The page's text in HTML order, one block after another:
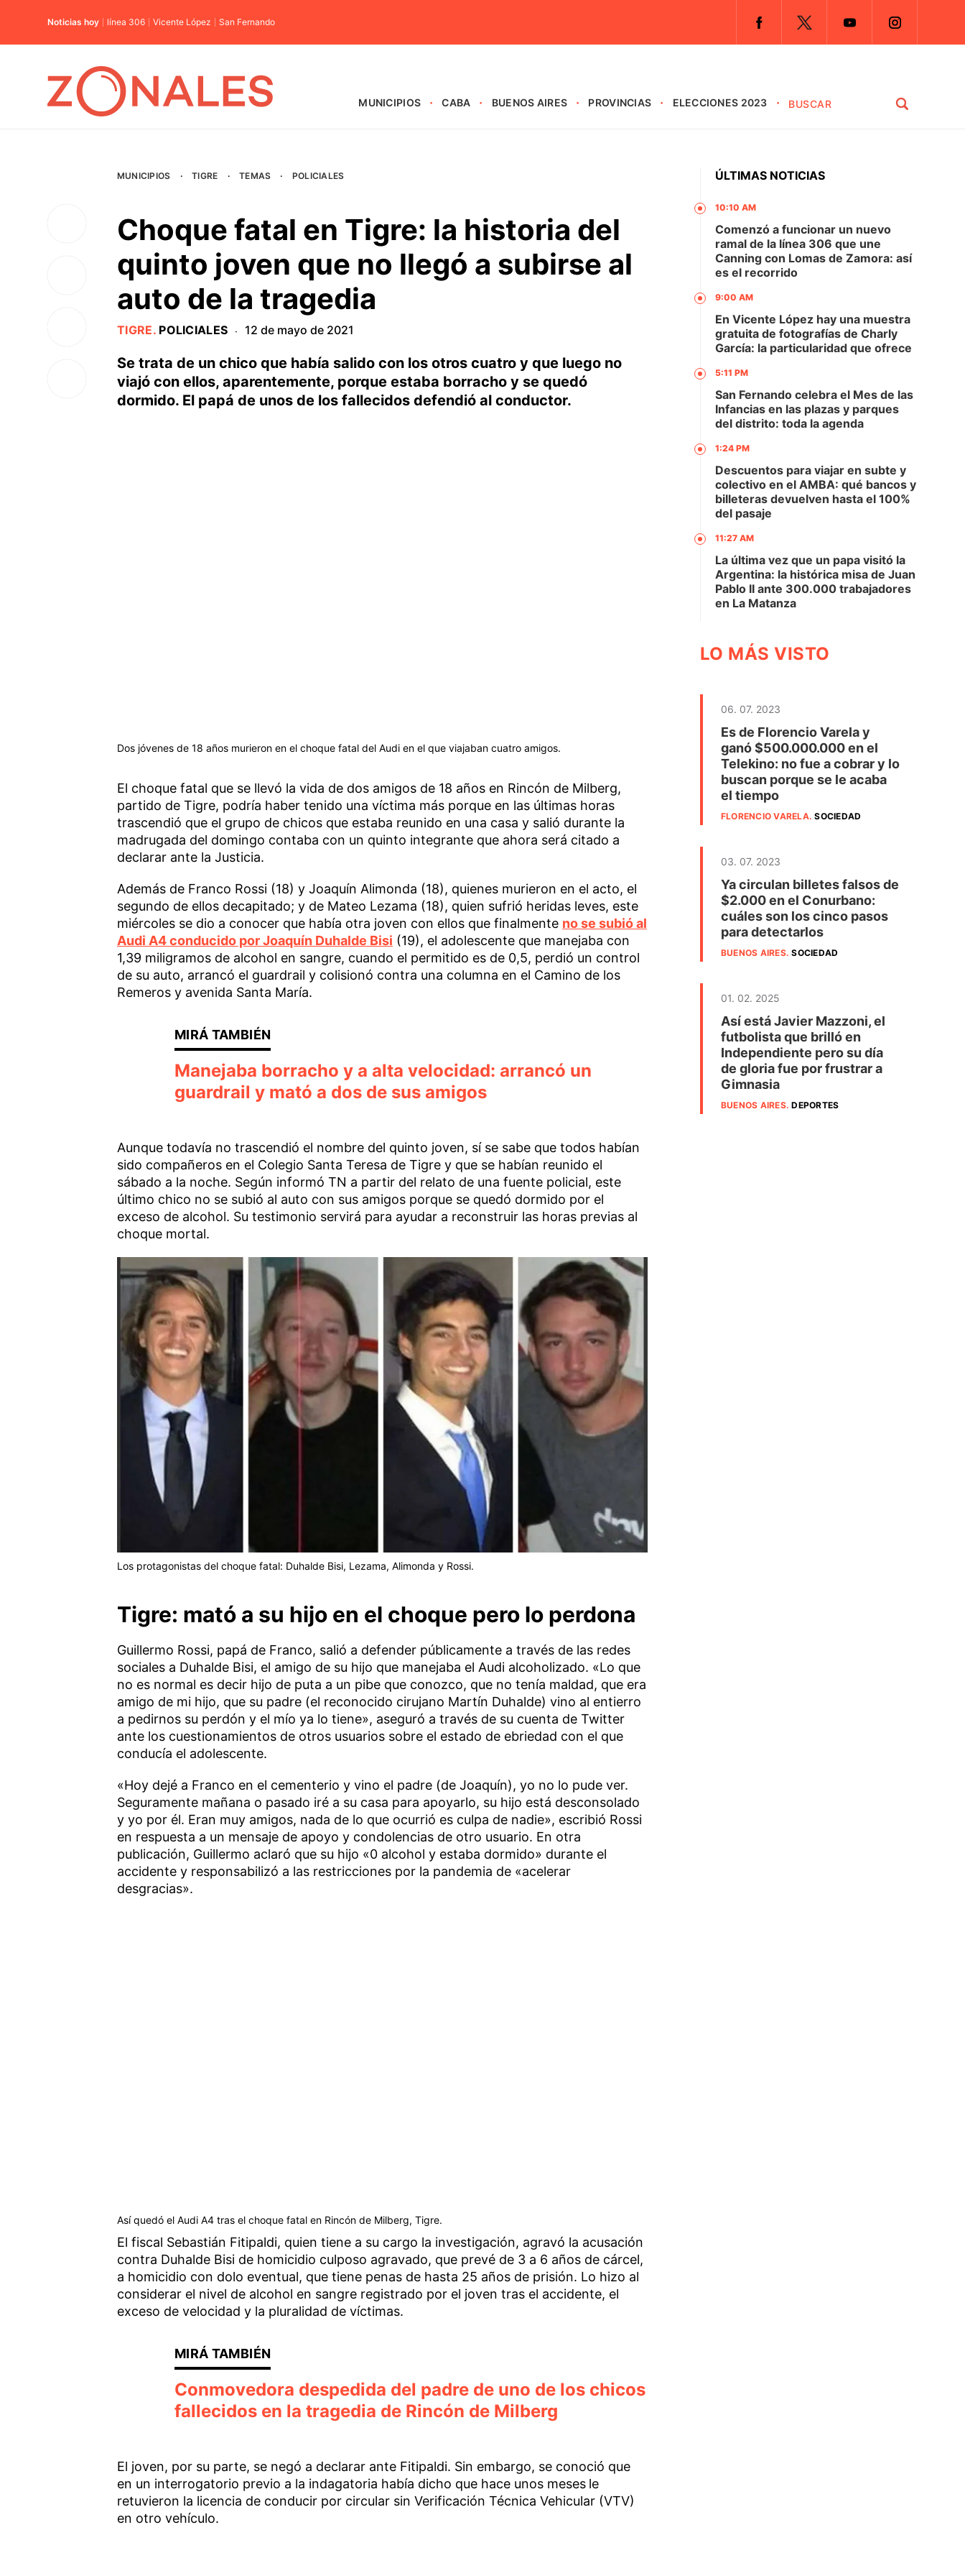
Noticias hoy línea 306 Vicente López San Fernando
MUNICIPIOS CABA BUENOS AIRES PROVINCIAS ELECCIONES 2023
MUNICIPIOS · TIGRE · TEMAS · POLICIALES
Choque fatal en Tigre: la historia del
quinto joven que no llegó a subirse al
auto de la tragedia
TIGRE. POLICIALES · 12 de mayo de 2021
Se trata de un chico que había salido con los otros cuatro y que luego no
viajó con ellos, aparentemente, porque estaba borracho y se quedó
dormido. El papá de unos de los fallecidos defendió al conductor.
Dos jóvenes de 18 años murieron en el choque fatal del Audi en el que viajaban cuatro amigos.
El choque fatal que se llevó la vida de dos amigos de 18 años en Rincón de Milberg,
partido de Tigre, podría haber tenido una víctima más porque en las últimas horas
trascendió que el grupo de chicos que estaba reunido en una casa y salió durante la
madrugada del domingo contaba con un quinto integrante que ahora será citado a
declarar ante la Justicia.
Además de Franco Rossi (18) y Joaquín Alimonda (18), quienes murieron en el acto, el
segundo de ellos decapitado; y de Mateo Lezama (18), quien sufrió heridas leves, este
miércoles se dio a conocer que había otra joven con ellos que finalmente no se subió al
Audi A4 conducido por Joaquín Duhalde Bisi (19), el adolescente que manejaba con
1,39 miligramos de alcohol en sangre, cuando el permitido es de 0,5, perdió un control
de su auto, arrancó el guardrail y colisionó contra una columna en el Camino de los
Remeros y avenida Santa María.
Manejaba borracho y a alta velocidad: arrancó un
guardrail y mató a dos de sus amigos
Aunque todavía no trascendió el nombre del quinto joven, sí se sabe que todos habían
sido compañeros en el Colegio Santa Teresa de Tigre y que se habían reunido el
sábado a la noche. Según informó TN a partir del relato de una fuente policial, este
último chico no se subió al auto con sus amigos porque se quedó dormido por el
exceso de alcohol. Su testimonio servirá para ayudar a reconstruir las horas previas al
choque mortal.
Los protagonistas del choque fatal: Duhalde Bisi, Lezama, Alimonda y Rossi.
Tigre: mató a su hijo en el choque pero lo perdona
Guillermo Rossi, papá de Franco, salió a defender públicamente a través de las redes
sociales a Duhalde Bisi, el amigo de su hijo que manejaba el Audi alcoholizado. «Lo que
no es normal es decir hijo de puta a un pibe que conozco, que no tenía maldad, que era
amigo de mi hijo, que su padre (el reconocido cirujano Martín Duhalde) vino al entierro
a pedirnos su perdón y el mío ya lo tiene», aseguró a través de su cuenta de Twitter
ante los cuestionamientos de otros usuarios sobre el estado de ebriedad con el que
conducía el adolescente.
«Hoy dejé a Franco en el cementerio y vino el padre (de Joaquín), yo no lo pude ver.
Seguramente mañana o pasado iré a su casa para apoyarlo, su hijo está desconsolado
y yo por él. Eran muy amigos, nada de lo que ocurrió es culpa de nadie», escribió Rossi
en respuesta a un mensaje de apoyo y condolencias de otro usuario. En otra
publicación, Guillermo aclaró que su hijo «0 alcohol y estaba dormido» durante el
accidente y responsabilizó a las restricciones por la pandemia de «acelerar
desgracias».
Así quedó el Audi A4 tras el choque fatal en Rincón de Milberg, Tigre.
El fiscal Sebastián Fitipaldi, quien tiene a su cargo la investigación, agravó la acusación
contra Duhalde Bisi de homicidio culposo agravado, que prevé de 3 a 6 años de cárcel,
a homicidio con dolo eventual, que tiene penas de hasta 25 años de prisión. Lo hizo al
considerar el nivel de alcohol en sangre registrado por el joven tras el accidente, el
exceso de velocidad y la pluralidad de víctimas.
Conmovedora despedida del padre de uno de los chicos
fallecidos en la tragedia de Rincón de Milberg
El joven, por su parte, se negó a declarar ante Fitipaldi. Sin embargo, se conoció que
en un interrogatorio previo a la indagatoria había dicho que hace unos meses le
retuvieron la licencia de conducir por circular sin Verificación Técnica Vehicular (VTV)
en otro vehículo.
ÚLTIMAS NOTICIAS
10:10 AM
Comenzó a funcionar un nuevo
ramal de la línea 306 que une
Canning con Lomas de Zamora: así
es el recorrido
9:00 AM
En Vicente López hay una muestra
gratuita de fotografías de Charly
García: la particularidad que ofrece
5:11 PM
San Fernando celebra el Mes de las
Infancias en las plazas y parques
del distrito: toda la agenda
1:24 PM
Descuentos para viajar en subte y
colectivo en el AMBA: qué bancos y
billeteras devuelven hasta el 100%
del pasaje
11:27 AM
La última vez que un papa visitó la
Argentina: la histórica misa de Juan
Pablo II ante 300.000 trabajadores
en La Matanza
LO MÁS VISTO
06. 07. 2023
Es de Florencio Varela y
ganó $500.000.000 en el
Telekino: no fue a cobrar y lo
buscan porque se le acaba
el tiempo
FLORENCIO VARELA.SOCIEDAD
03. 07. 2023
Ya circulan billetes falsos de
$2.000 en el Conurbano:
cuáles son los cinco pasos
para detectarlos
BUENOS AIRES.SOCIEDAD
01. 02. 2025
Así está Javier Mazzoni, el
futbolista que brilló en
Independiente pero su día
de gloria fue por frustrar a
Gimnasia
BUENOS AIRES.DEPORTES